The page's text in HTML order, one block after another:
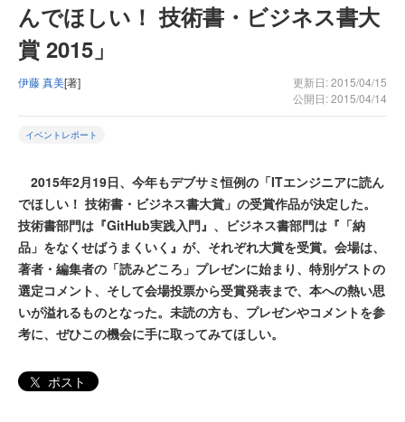
んでほしい！ 技術書・ビジネス書大
賞 2015」
伊藤 真美[著]
更新日: 2015/04/15
公開日: 2015/04/14
イベントレポート
2015年2月19日、今年もデブサミ恒例の「ITエンジニアに読ん
でほしい！ 技術書・ビジネス書大賞」の受賞作品が決定した。
技術書部門は『GitHub実践入門』、ビジネス書部門は『「納
品」をなくせばうまくいく』が、それぞれ大賞を受賞。会場は、
著者・編集者の「読みどころ」プレゼンに始まり、特別ゲストの
選定コメント、そして会場投票から受賞発表まで、本への熱い思
いが溢れるものとなった。未読の方も、プレゼンやコメントを参
考に、ぜひこの機会に手に取ってみてほしい。
ポスト